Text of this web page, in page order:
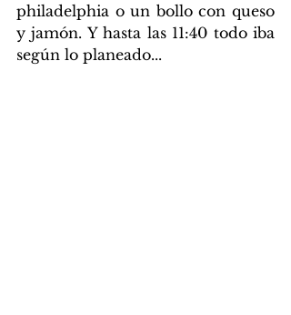
philadelphia o un bollo con queso
y jamón. Y hasta las 11:40 todo iba
según lo planeado...